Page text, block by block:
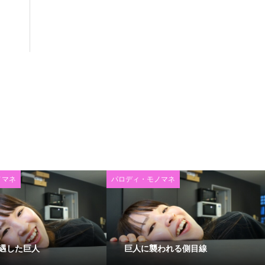
ネ
した巨人
パロディ・モノマネ
巨人に襲われる側目線